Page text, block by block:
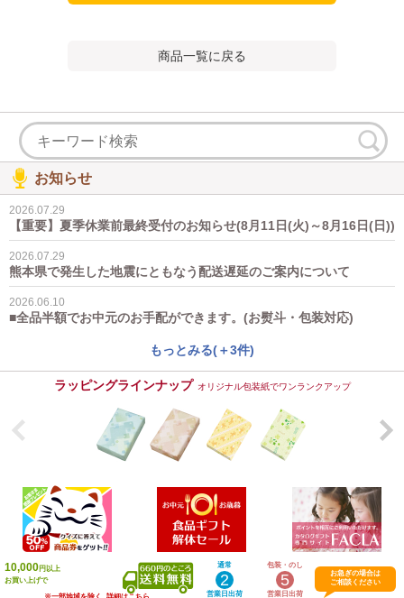
商品一覧に戻る
お知らせ
2026.07.29
【重要】夏季休業前最終受付のお知らせ(8月11日(火)～8月16日(日))
2026.07.29
熊本県で発生した地震にともなう配送遅延のご案内について
2026.06.10
■全品半額でお中元のお手配ができます。(お熨斗・包装対応)
もっとみる(＋3件)
ラッピングラインナップ オリジナル包装紙でワンランクアップ
10,000円以上
お買い上げで
通常
2
営業日出荷
包装・のし
5
営業日出荷
お急ぎの場合は
ご相談ください